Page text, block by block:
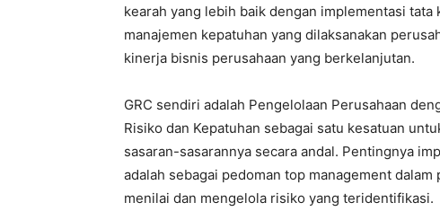
kearah yang lebih baik dengan implementasi
manajemen kepatuhan yang dilaksanakan
kinerja bisnis perusahaan yang berkelanjutan.
GRC sendiri adalah Pengelolaan Perusahaan
Risiko dan Kepatuhan sebagai satu kesatuan
sasaran-sasarannya secara andal. Pentingnya
adalah sebagai pedoman top management
menilai dan mengelola risiko yang teridentifikasi.